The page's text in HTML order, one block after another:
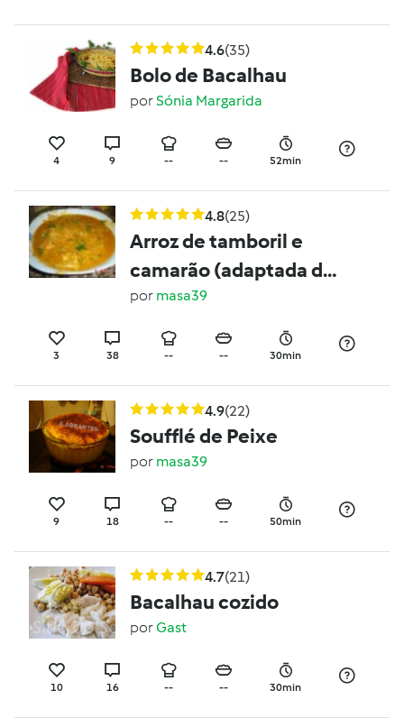
4.6(35)
Bolo de Bacalhau
porSónia Margarida
4 9 -- -- 52min
4.8(25)
Arroz de tamboril e
camarão (adaptada da
receita da "Nani" -
Fonte: bimby4all)
por masa39
3 38 -- -- 30min
4.9(22)
Soufflé de Peixe
por masa39
9 18 -- -- 50min
4.7(21)
Bacalhau cozido
porGast
10 16 -- -- 30min